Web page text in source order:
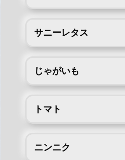
サニーレタス
じゃがいも
トマト
ニンニク